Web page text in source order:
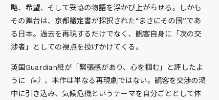
略、希望、そして妥協の物語を浮かび上がらせる。しかも
その舞台は、京都議定書が採択された“まさにその国”であ
る日本。過去を再現するだけでなく、観客自身に「次の交
渉者」としての視点を投げかけてくる。
英国Guardian紙が 「緊張感があり、心を掴む」
と評したよ
うに （※） 、本作は単なる再現劇ではない。観客を交渉の渦
中に引き込み、気候危機というテーマを自分ごととして体